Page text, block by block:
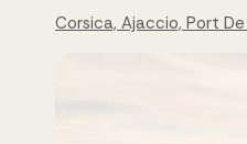
Corsica, Ajaccio, Port